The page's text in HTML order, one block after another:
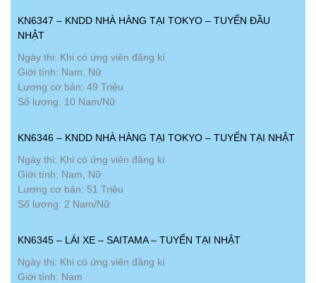
KN6347 – KNDD NHÀ HÀNG TẠI TOKYO – TUYỂN ĐẦU
NHẬT
Ngày thi: Khi có ứng viên đăng kí
Giới tính: Nam, Nữ
Lương cơ bản: 49 Triệu
Số lượng: 10 Nam/Nữ
KN6346 – KNDD NHÀ HÀNG TẠI TOKYO – TUYỂN TẠI NHẬT
Ngày thi: Khi có ứng viên đăng kí
Giới tính: Nam, Nữ
Lương cơ bản: 51 Triệu
Số lượng: 2 Nam/Nữ
KN6345 – LÁI XE – SAITAMA – TUYỂN TẠI NHẬT
Ngày thi: Khi có ứng viên đăng kí
Giới tính: Nam